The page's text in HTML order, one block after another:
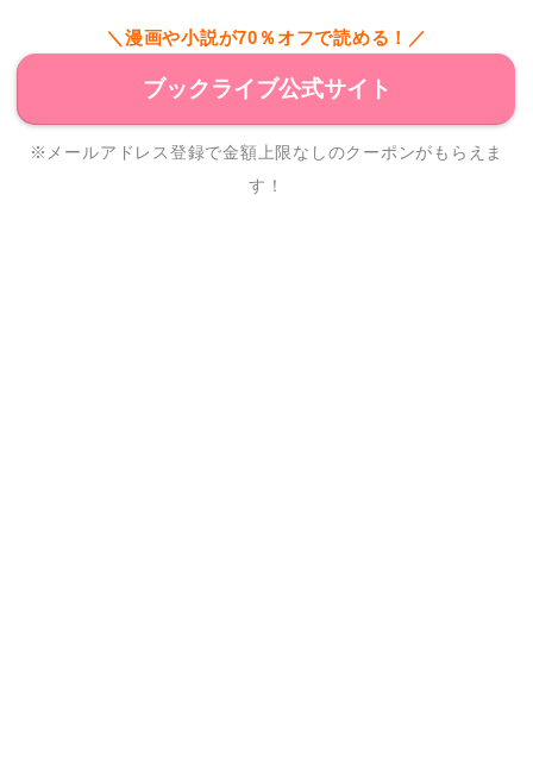
＼漫画や小説が70％オフで読める！／
ブックライブ公式サイト
※メールアドレス登録で金額上限なしのクーポンがもらえま
す！